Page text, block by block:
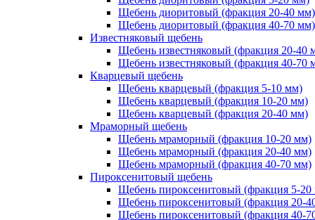
Щебень диоритовый (фракция 20-40 мм)
Щебень диоритовый (фракция 40-70 мм)
Известняковый щебень
Щебень известняковый (фракция 20-40
Щебень известняковый (фракция 40-70
Кварцевый щебень
Щебень кварцевый (фракция 5-10 мм)
Щебень кварцевый (фракция 10-20 мм)
Щебень кварцевый (фракция 20-40 мм)
Мраморный щебень
Щебень мраморный (фракция 10-20 мм)
Щебень мраморный (фракция 20-40 мм)
Щебень мраморный (фракция 40-70 мм)
Пироксенитовый щебень
Щебень пироксенитовый (фракция 5-
Щебень пироксенитовый (фракция 20-
Щебень пироксенитовый (фракция 40-